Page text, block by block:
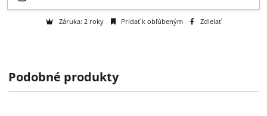
Skladom 1-5 ks
Podobné produkty